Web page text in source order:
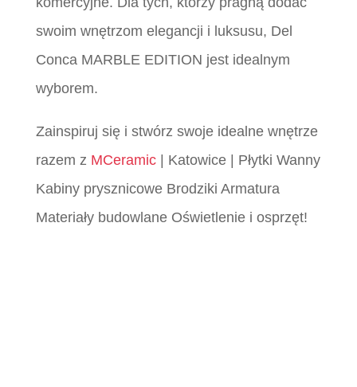
swoim wnętrzom elegancji i luksusu, Del
Conca MARBLE EDITION jest idealnym
wyborem.
Zainspiruj się i stwórz swoje idealne wnętrze
razem z MCeramic| Katowice | Płytki Wanny
Kabiny prysznicowe Brodziki Armatura
Materiały budowlane Oświetlenie i osprzęt!